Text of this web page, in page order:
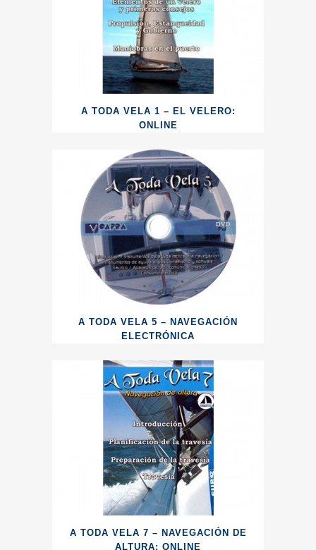
A TODA VELA 1 – EL VELERO:
ONLINE
A TODA VELA 5 – NAVEGACIÓN
ELECTRÓNICA
A TODA VELA 7 – NAVEGACIÓN DE
ALTURA: ONLINE